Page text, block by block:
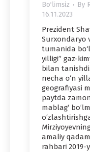
Bo'limsiz By
16.11.2023
Prezident
Surxondaryo
tumanida
yilligi” gaz-
bilan
necha o‘n
geografiyasi
paytda
mablag‘
amaliy
rahbari